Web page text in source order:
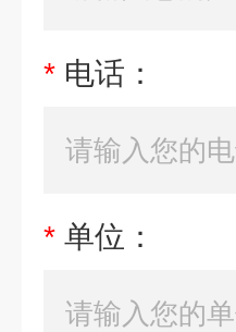
* 电话：
* 单位：